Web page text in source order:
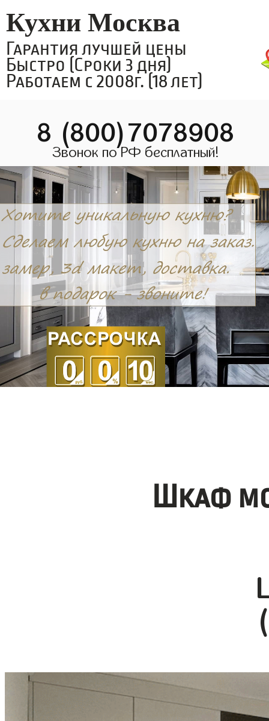
Кухни Москва
Гарантия лучшей цены
Быстро (Сроки 3 дня)
Работаем с 2008г. (18 лет)
8 (800)7078908
Звонок по РФ бесплатный!
Шкаф